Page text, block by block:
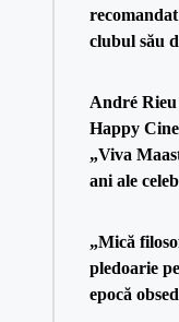
clubul său
André Rieu
Happy
„Viva
ani ale
„Mică
pledoarie
epocă